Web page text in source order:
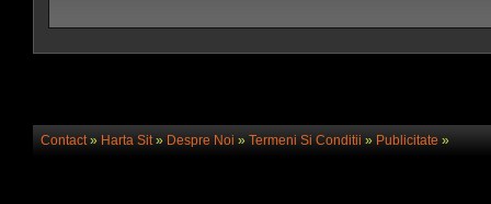
Contact» Harta Sit» Despre Noi » Termeni Si Conditii » Publicitate»